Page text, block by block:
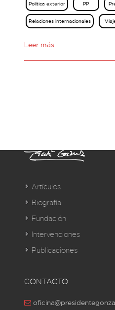
Política exterior PP
Relaciones internacionales
Leer más
Artículos
Biografía
Fundación
Intervenciones
Publicaciones
CONTACTO